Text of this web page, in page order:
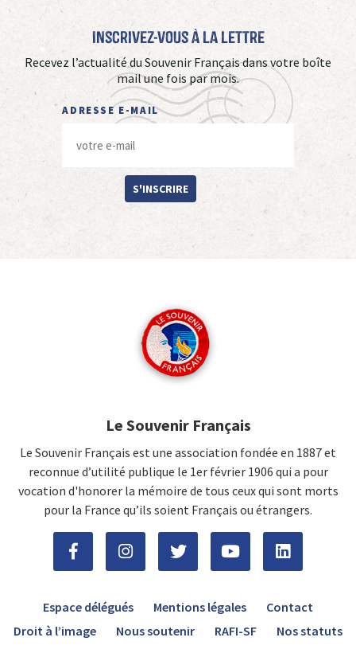
Inscrivez-vous à La Lettre
Recevez l’actualité du Souvenir Français dans votre boîte
mail une fois par mois.
ADRESSE E-MAIL
S'INSCRIRE
Le Souvenir Français
Le Souvenir Français est une association fondée en 1887 et
reconnue d’utilité publique le 1er février 1906 qui a pour
vocation d'honorer la mémoire de tous ceux qui sont morts
pour la France qu’ils soient Français ou étrangers.
Espace délégués Mentions légales
Contact
Droit à l’image
Nous soutenir RAFI-SF Nos statuts